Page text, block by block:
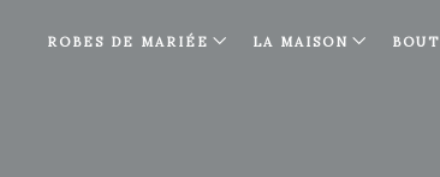
ROBES DE MARIÉE LA MAISON